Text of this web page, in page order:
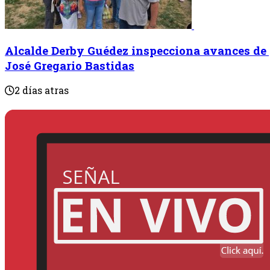
Alcalde Derby Guédez inspecciona avances
José Gregario Bastidas
2 días atras